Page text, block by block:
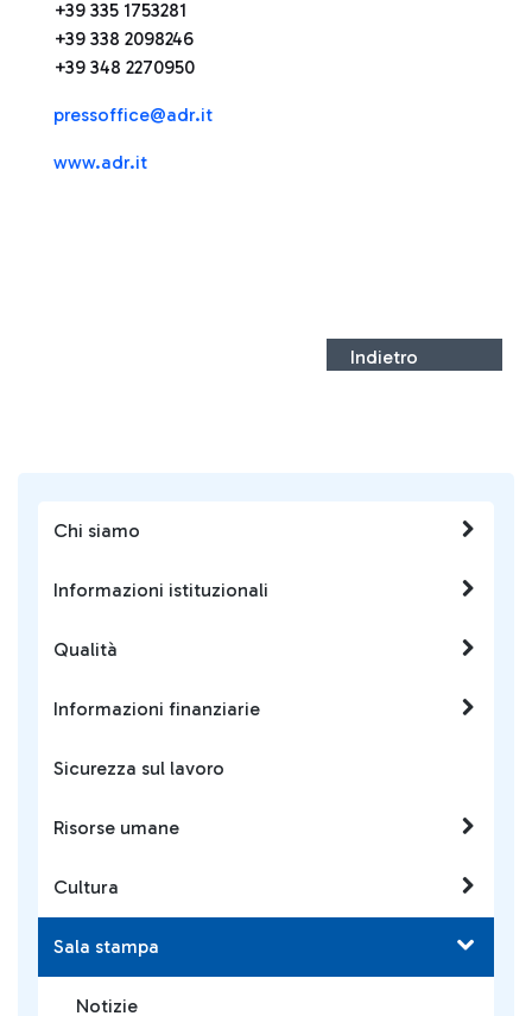
Chi siamo
Informazioni istituzionali
Qualità
Informazioni finanziarie
Sicurezza sul lavoro
Risorse umane
Cultura
Sala stampa
Notizie
+39 335 1753281
+39 338 2098246
+39 348 2270950
pressoffice@adr.it
www.adr.it
Indietro